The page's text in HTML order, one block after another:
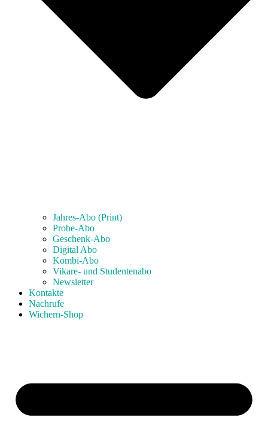
Jahres-Abo (Print)
Probe-Abo
Geschenk-Abo
Digital Abo
Kombi-Abo
Vikare- und Studentenabo
Newsletter
Kontakte
Nachrufe
Wichern-Shop